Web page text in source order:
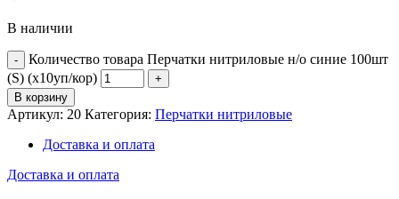
В наличии
Количество товара Перчатки нитриловые н/о синие 100шт
(S) (х10уп/кор)
В корзину
Артикул: 20 Категория: Перчатки нитриловые
Доставка и оплата
Доставка и оплата